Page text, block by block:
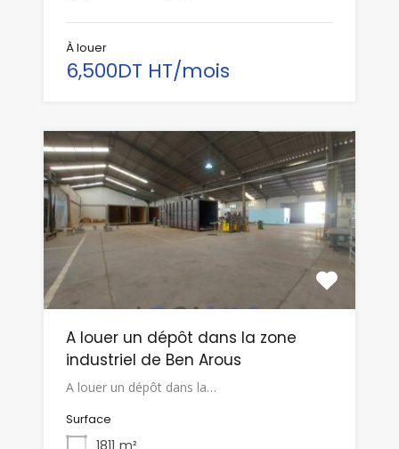
À louer
6,500DT HT/mois
A louer un dépôt dans la zone
industriel de Ben Arous
A louer un dépôt dans la…
Surface